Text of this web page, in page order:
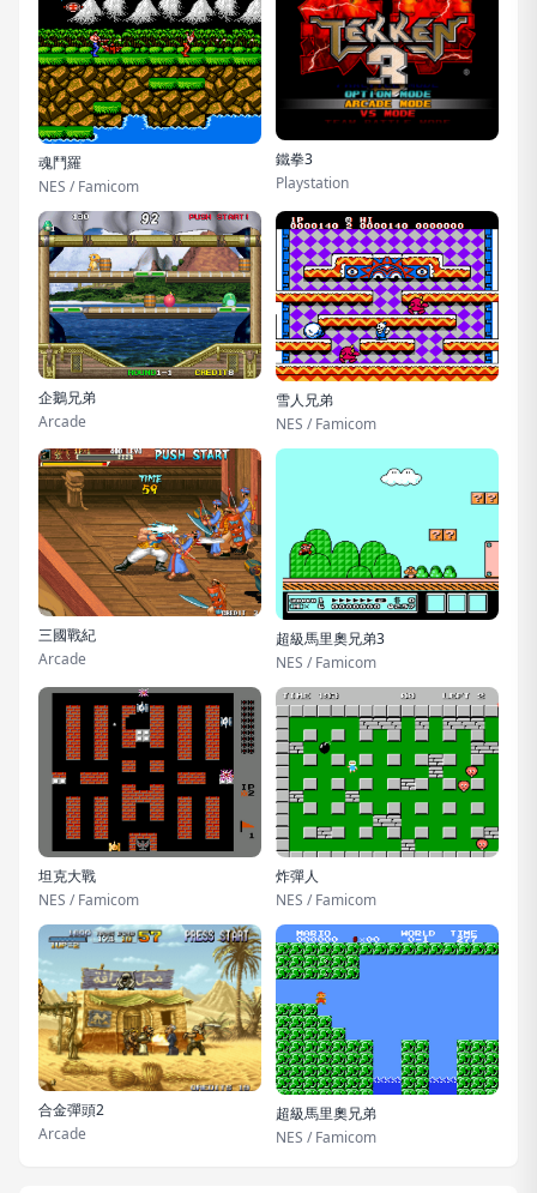
魂鬥羅
NES / Famicom
鐵拳3
Playstation
企鵝兄弟
Arcade
雪人兄弟
NES / Famicom
三國戰紀
Arcade
超級馬里奧兄弟3
NES / Famicom
坦克大戰
NES / Famicom
炸彈人
NES / Famicom
合金彈頭2
Arcade
超級馬里奧兄弟
NES / Famicom